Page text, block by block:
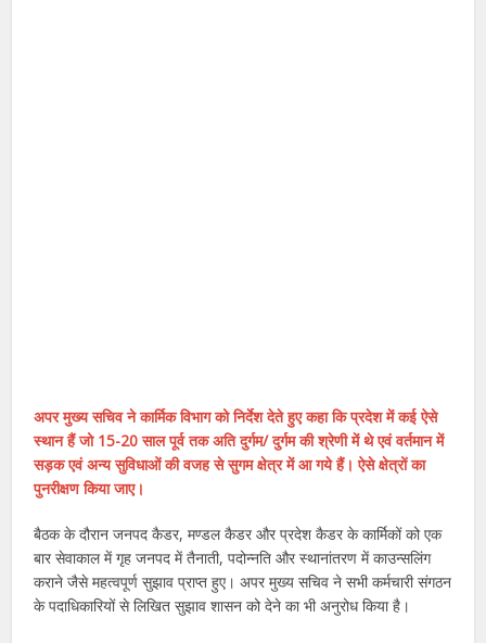
अपर मुख्य सचिव ने कार्मिक विभाग को निर्देश देते हुए कहा कि प्रदेश में कई ऐसे
स्थान हैं जो 15-20 साल पूर्व तक अति दुर्गम/ दुर्गम की श्रेणी में थे एवं वर्तमान में
सड़क एवं अन्य सुविधाओं की वजह से सुगम क्षेत्र में आ गये हैं। ऐसे क्षेत्रों का
पुनरीक्षण किया जाए।
बैठक के दौरान जनपद कैडर, मण्डल कैडर और प्रदेश कैडर के कार्मिकों को एक
बार सेवाकाल में गृह जनपद में तैनाती, पदोन्नति और स्थानांतरण में काउन्सलिंग
कराने जैसे महत्वपूर्ण सुझाव प्राप्त हुए। अपर मुख्य सचिव ने सभी कर्मचारी संगठन
के पदाधिकारियों से लिखित सुझाव शासन को देने का भी अनुरोध किया है।